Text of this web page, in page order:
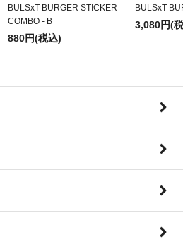
BULSxT BURGER STICKER
COMBO - B
880円(税込)
BULSxT
3,080円(